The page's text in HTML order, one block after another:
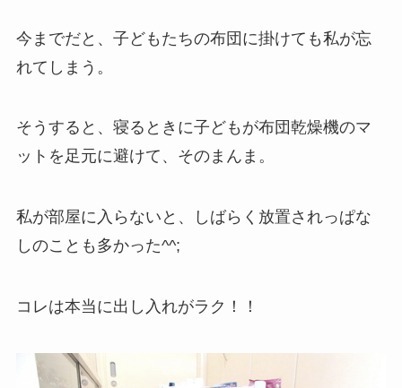
今までだと、子どもたちの布団に掛けても私が忘
れてしまう。
そうすると、寝るときに子どもが布団乾燥機のマ
ットを足元に避けて、そのまんま。
私が部屋に入らないと、しばらく放置されっぱな
しのことも多かった^^;
コレは本当に出し入れがラク！！